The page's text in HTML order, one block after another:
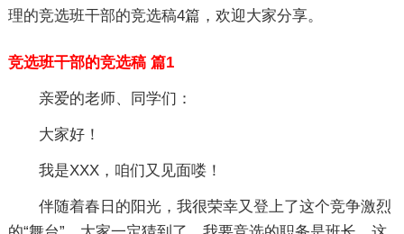
理的竞选班干部的竞选稿4篇，欢迎大家分享。
竞选班干部的竞选稿 篇1
亲爱的老师、同学们：
大家好！
我是XXX，咱们又见面喽！
伴随着春日的阳光，我很荣幸又登上了这个竞争激烈